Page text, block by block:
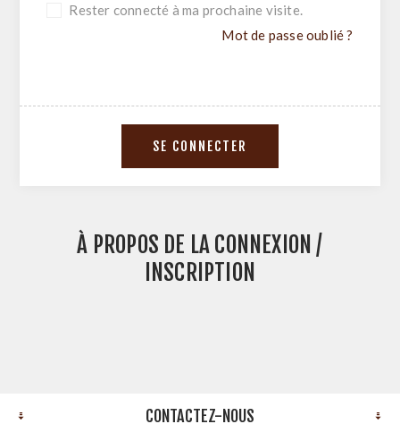
Rester connecté à ma prochaine visite.
Mot de passe oublié ?
À PROPOS DE LA CONNEXION /
INSCRIPTION
CONTACTEZ-NOUS